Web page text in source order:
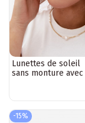
Lunettes de soleil
sans monture avec
-15%